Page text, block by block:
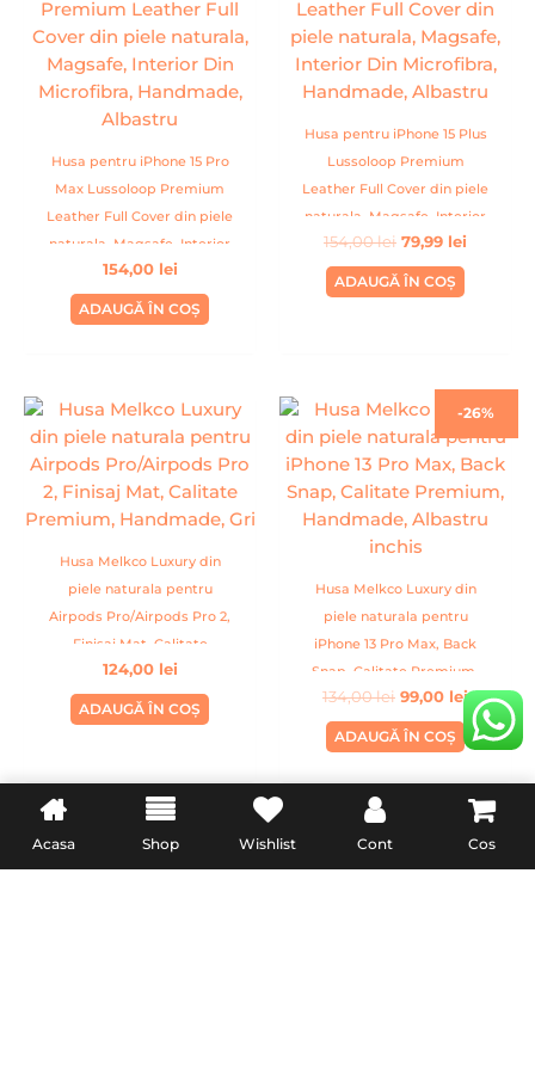
Husa pentru iPhone 15 Pro
Max Lussoloop Premium
Leather Full Cover din piele
naturala, Magsafe, Interior
Din Microfibra, Handmade,
Albastru
154,00 lei
ADAUGĂ ÎN COȘ
Husa pentru iPhone 15 Plus
Lussoloop Premium
Leather Full Cover din piele
naturala, Magsafe, Interior
Din Microfibra, Handmade,
Albastru
154,00lei
fost:
154,00 lei.
79,99 lei
79,99 lei.
ADAUGĂ ÎN COȘ
Husa Melkco Luxury din
piele naturala pentru
Airpods Pro/Airpods Pro 2,
Finisaj Mat, Calitate
Premium, Handmade, Gri
124,00 lei
ADAUGĂ ÎN COȘ
-26%
Husa Melkco Luxury din
piele naturala pentru
iPhone 13 Pro Max, Back
Snap, Calitate Premium,
Handmade, Albastru inchis
134,00lei
Prețul
a
fost:
134,00 lei.
99,00 lei
Prețul
este:
99,00
ADAUGĂ ÎN COȘ
Acasa Shop Wishlist Cont Cos